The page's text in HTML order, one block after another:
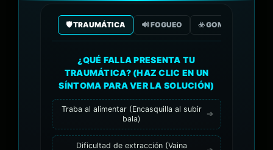
🛡️ TRAUMÁTICA 🔊 FOGUEO ☣️ GOMA/GAS CO2
¿QUÉ FALLA PRESENTA TU
TRAUMÁTICA? (HAZ CLIC EN UN
SÍNTOMA PARA VER LA SOLUCIÓN)
Traba al alimentar (Encasquilla al subir
bala)
Dificultad de extracción (Vaina